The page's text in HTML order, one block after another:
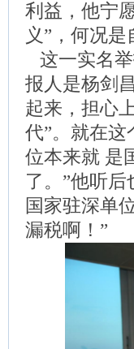
利益，他宁
义”，何况是
这一实名
报人是杨剑
起来，担心
代”。就在这
位本来就 是
了。”他听
国家驻深单
漏税啊！”